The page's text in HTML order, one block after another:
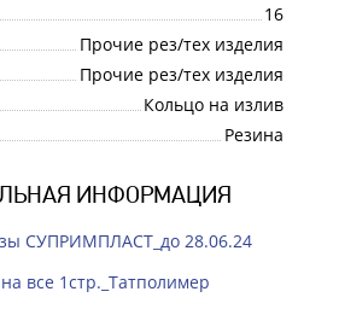
16
Прочие рез/тех изделия
Прочие рез/тех изделия
Кольцо на излив
Резина
ИНФОРМАЦИЯ
СУПРИМПЛАСТ_до 28.06.24
все 1стр._Татполимер